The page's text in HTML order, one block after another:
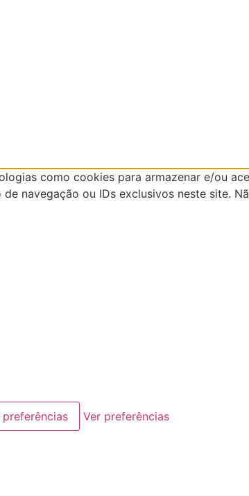
como cookies para armazenar e/ou
navegação ou IDs exclusivos neste site.
preferências
Ver preferências